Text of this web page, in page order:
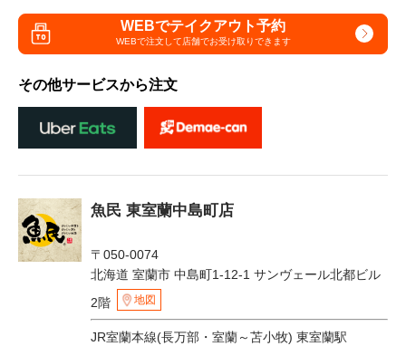
WEBでテイクアウト予約
WEBで注文して店舗でお受け取りできます
その他サービスから注文
魚民 東室蘭中島町店
〒050-0074
北海道 室蘭市 中島町1-12-1 サンヴェール北都ビル
2階
地図
JR室蘭本線(長万部・室蘭～苫小牧) 東室蘭駅